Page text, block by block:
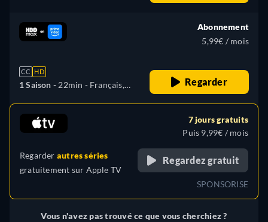
Anglais, Espagnol, Finnois,
Croate, Hongrois,
Portugais, Roumain, Slovène,
Serbe, Suédois
CC HD
1 Saison - 22min - Français,
Espagnol, Finnois, Italien,
Néerlandais, Portugais,
Abonnement
5,99€ / mois
Regarder
Regarder autres séries
gratuitement sur Apple TV
7 jours gratuits
Puis 9,99€ / mois
Regardez gratuit
SPONSORISE
Vous n'avez pas trouvé ce que vous cherchiez ?